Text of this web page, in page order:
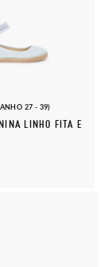
27 - 39)
LINHO FITA E